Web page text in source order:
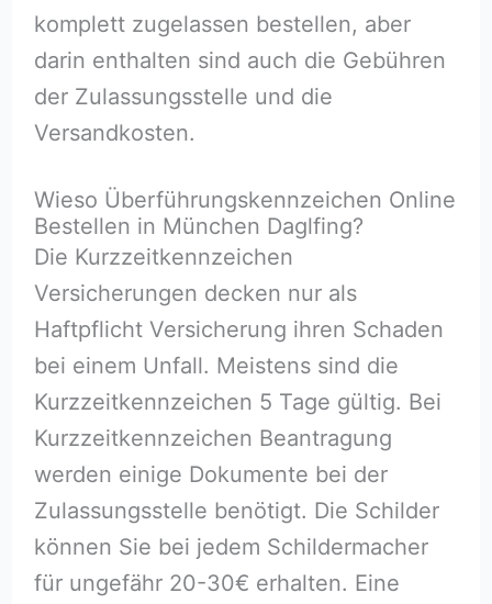
komplett zugelassen bestellen, aber
darin enthalten sind auch die Gebühren
der Zulassungsstelle und die
Versandkosten.
Wieso Überführungskennzeichen Online
Bestellen in München Daglfing?
Die Kurzzeitkennzeichen
Versicherungen decken nur als
Haftpflicht Versicherung ihren Schaden
bei einem Unfall. Meistens sind die
Kurzzeitkennzeichen 5 Tage gültig. Bei
Kurzzeitkennzeichen Beantragung
werden einige Dokumente bei der
Zulassungsstelle benötigt. Die Schilder
können Sie bei jedem Schildermacher
für ungefähr 20-30€ erhalten. Eine